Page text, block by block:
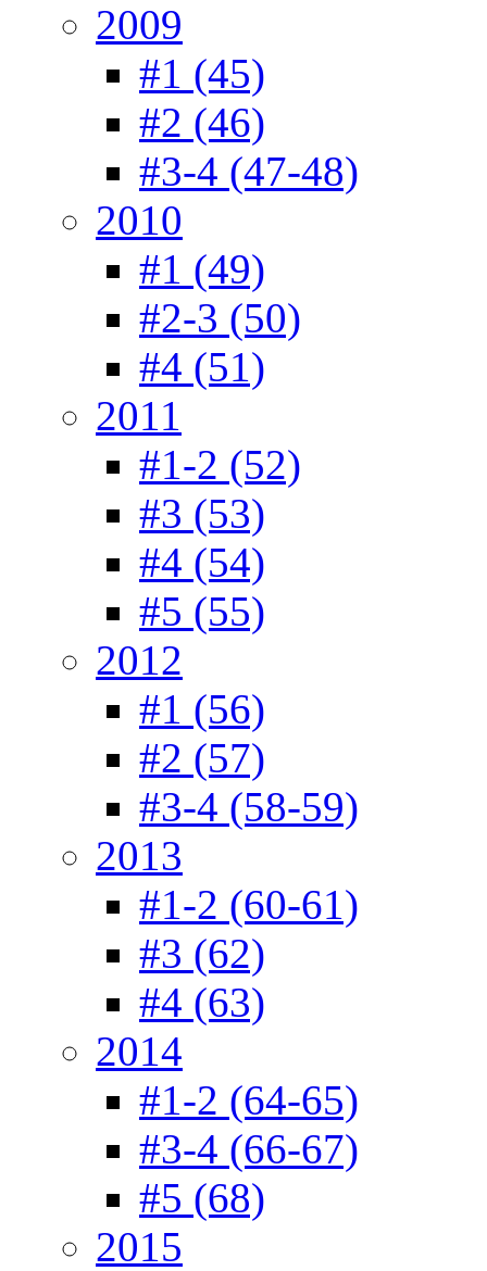
2009
#1 (45)
#2 (46)
#3-4 (47-48)
2010
#1 (49)
#2-3 (50)
#4 (51)
2011
#1-2 (52)
#3 (53)
#4 (54)
#5 (55)
2012
#1 (56)
#2 (57)
#3-4 (58-59)
2013
#1-2 (60-61)
#3 (62)
#4 (63)
2014
#1-2 (64-65)
#3-4 (66-67)
#5 (68)
2015